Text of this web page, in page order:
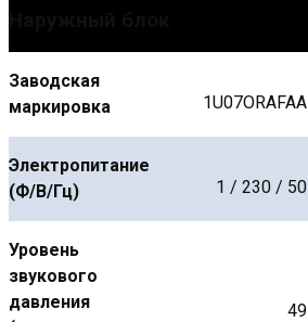
Заводская
маркировка
1U07ORAFAA
Электропитание
(Ф/В/Гц)
1 / 230 / 50
Уровень
звукового
давления
49